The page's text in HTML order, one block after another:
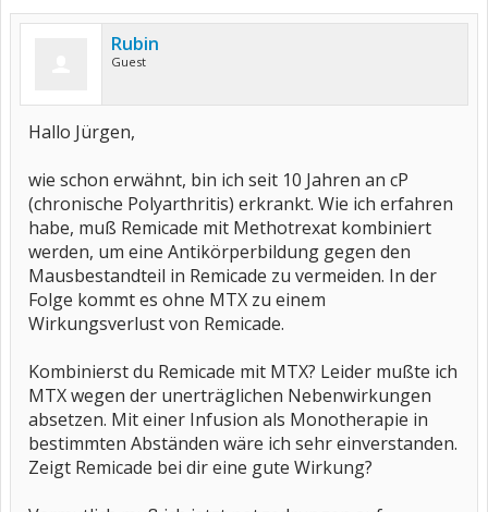
Rubin
Guest
Hallo Jürgen,
wie schon erwähnt, bin ich seit 10 Jahren an cP
(chronische Polyarthritis) erkrankt. Wie ich erfahren
habe, muß Remicade mit Methotrexat kombiniert
werden, um eine Antikörperbildung gegen den
Mausbestandteil in Remicade zu vermeiden. In der
Folge kommt es ohne MTX zu einem
Wirkungsverlust von Remicade.
Kombinierst du Remicade mit MTX? Leider mußte ich
MTX wegen der unerträglichen Nebenwirkungen
absetzen. Mit einer Infusion als Monotherapie in
bestimmten Abständen wäre ich sehr einverstanden.
Zeigt Remicade bei dir eine gute Wirkung?